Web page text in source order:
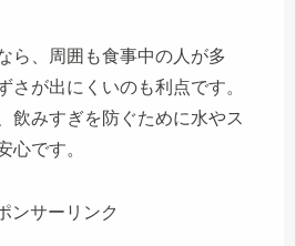
ら、周囲も食事中の人が多
さが出にくいのも利点です。
飲みすぎを防ぐために水やス
心です。
ンサーリンク